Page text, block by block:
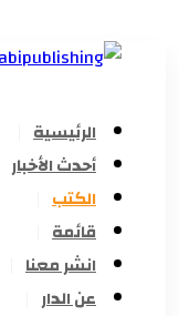
الرئيسية
أحدث الأخبار
الكتب
قائمة
انشر معنا
عن الدار